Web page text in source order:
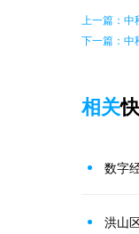
上一篇：
下一篇：中
相关
数字
洪山